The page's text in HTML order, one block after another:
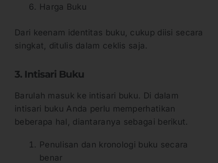
Harga Buku
Dari keenam identitas buku, cukup diisi secara
singkat, ditulis dalam ceklis saja.
3. Intisari Buku
Barulah masuk ke intisari buku. Di dalam
intisari buku Anda perlu memperhatikan
beberapa hal, diantaranya sebagai berikut.
Penulisan dan kronologi buku secara
benar